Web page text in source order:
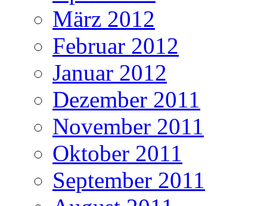
März 2012
Februar 2012
Januar 2012
Dezember 2011
November 2011
Oktober 2011
September 2011